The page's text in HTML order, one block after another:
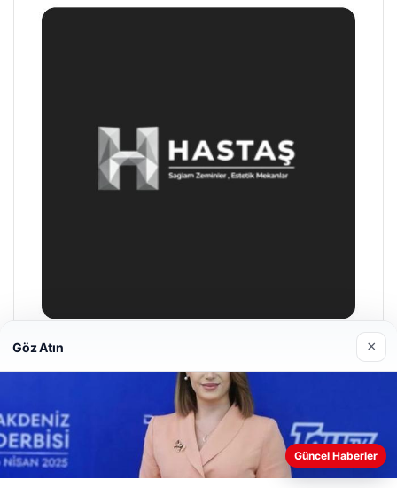
Enes Kaplan Avukatlık Bürosu
Web sitemizi nasıl kullandığınızı daha iyi anlayabilmek,
Göz Atın ×
Güncel Haberler